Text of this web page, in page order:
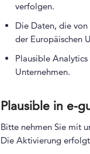
verfolgen.
Die Daten, die
der Europäischen
Plausible
Unternehmen.
Plausible in e-
Bitte nehmen Sie mit
Die Aktivierung